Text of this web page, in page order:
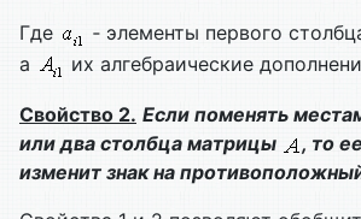
Где
‑ элементы первого
а
их алгебраические
Свойство 2. Если поменять
или два столбца матрицы
, то
изменит знак на